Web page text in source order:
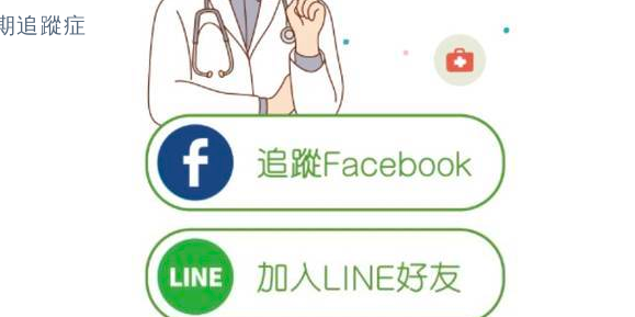
追蹤症